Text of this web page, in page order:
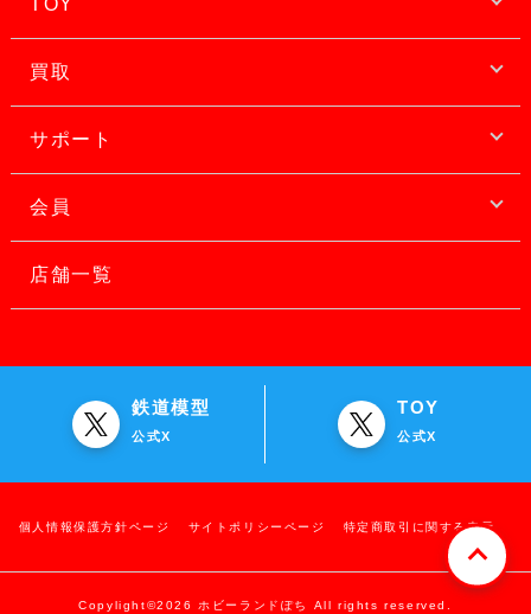
TOY
買取
サポート
会員
店舗一覧
鉄道模型
公式X
TOY
公式X
個人情報保護方針ページ サイトポリシーページ 特定商取引に関する表示
Copylight©2026 ホビーランドぽち All rights reserved.